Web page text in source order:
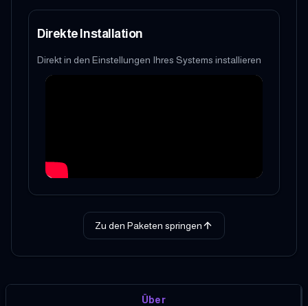
Direkte Installation
Direkt in den Einstellungen Ihres Systems installieren
Zu den Paketen springen
Über